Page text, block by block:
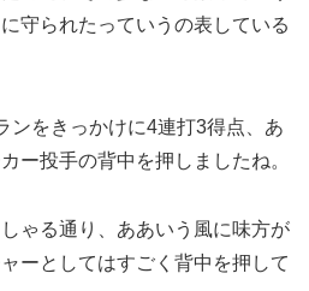
守られたっていうの表している
ンをきっかけに4連打3得点、あ
ー投手の背中を押しましたね。
ゃる通り、ああいう風に味方が
ーとしてはすごく背中を押して